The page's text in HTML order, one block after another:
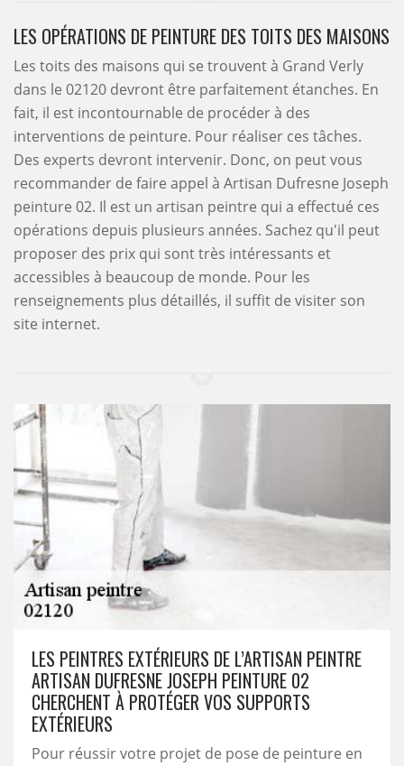
LES OPÉRATIONS DE PEINTURE DES TOITS DES MAISONS
Les toits des maisons qui se trouvent à Grand Verly
dans le 02120 devront être parfaitement étanches. En
fait, il est incontournable de procéder à des
interventions de peinture. Pour réaliser ces tâches.
Des experts devront intervenir. Donc, on peut vous
recommander de faire appel à Artisan Dufresne Joseph
peinture 02. Il est un artisan peintre qui a effectué ces
opérations depuis plusieurs années. Sachez qu'il peut
proposer des prix qui sont très intéressants et
accessibles à beaucoup de monde. Pour les
renseignements plus détaillés, il suffit de visiter son
site internet.
LES PEINTRES EXTÉRIEURS DE L’ARTISAN PEINTRE
ARTISAN DUFRESNE JOSEPH PEINTURE 02
CHERCHENT À PROTÉGER VOS SUPPORTS
EXTÉRIEURS
Pour réussir votre projet de pose de peinture en